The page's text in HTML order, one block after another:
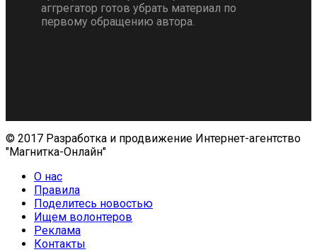
аггрегатор готов убрать материал по
первому обращению автора.
© 2017 Разработка и продвижение Интернет-агентство
"Магнитка-Онлайн"
О нас
Правила
Поделитесь новостью
Ищем волонтеров
Реклама
Контакты